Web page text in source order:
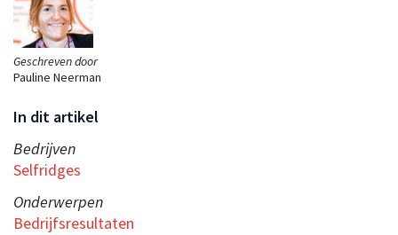
Geschreven door
Pauline Neerman
In dit artikel
Bedrijven
Selfridges
Onderwerpen
Bedrijfsresultaten